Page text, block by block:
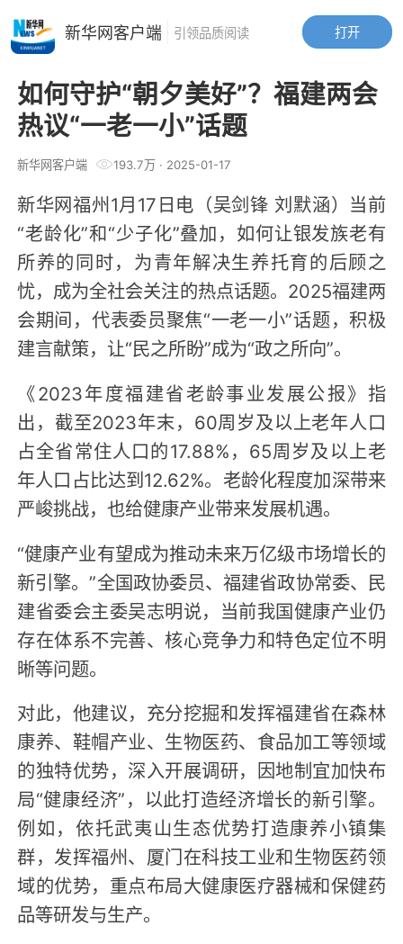
如何守护“朝夕美好”？福建两会
热议“一老一小”话题
新华网客户端 193.7万· 2025-01-17
新华网福州1月17日电（吴剑锋 刘默涵）当前
“老龄化”和“少子化”叠加，如何让银发族老有
所养的同时，为青年解决生养托育的后顾之
忧，成为全社会关注的热点话题。2025福建两
会期间，代表委员聚焦“一老一小”话题，积极
建言献策，让“民之所盼”成为“政之所向”。
《2023年度福建省老龄事业发展公报》指
出，截至2023年末，60周岁及以上老年人口
占全省常住人口的17.88%，65周岁及以上老
年人口占比达到12.62%。老龄化程度加深带来
严峻挑战，也给健康产业带来发展机遇。
“健康产业有望成为推动未来万亿级市场增长的
新引擎。”全国政协委员、福建省政协常委、民
建省委会主委吴志明说，当前我国健康产业仍
存在体系不完善、核心竞争力和特色定位不明
晰等问题。
对此，他建议，充分挖掘和发挥福建省在森林
康养、鞋帽产业、生物医药、食品加工等领域
的独特优势，深入开展调研，因地制宜加快布
局“健康经济”，以此打造经济增长的新引擎。
例如，依托武夷山生态优势打造康养小镇集
群，发挥福州、厦门在科技工业和生物医药领
域的优势，重点布局大健康医疗器械和保健药
品等研发与生产。
打开
新华网客户端 引领品质阅读